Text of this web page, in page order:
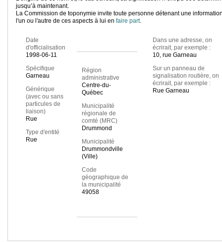
jusqu’à maintenant.
La Commission de toponymie invite toute personne détenant une
l'un ou l'autre de ces aspects à lui en faire part.
Date
d'officialisation
1998-06-11
Spécifique
Garneau
Générique
(avec ou sans
particules de
liaison)
Rue
Type d'entité
Rue
Région
administrative
Centre-du-
Québec
Municipalité
régionale de
comté (MRC)
Drummond
Municipalité
Drummondville
(Ville)
Code
géographique de
la municipalité
49058
Dans une adresse, on
écrirait, par exemple :
10, rue Garneau
Sur un panneau de
signalisation routière, on
écrirait, par exemple :
Rue Garneau